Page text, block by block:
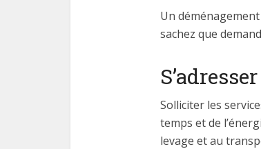
Un
sachez que
Solliciter les
temps et de
levage et au